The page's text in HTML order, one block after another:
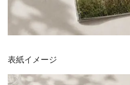
表紙イメージ